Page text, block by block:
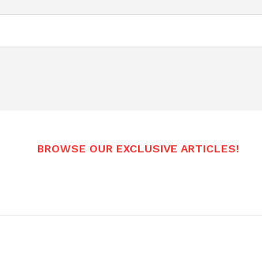
BROWSE OUR EXCLUSIVE ARTICLES!